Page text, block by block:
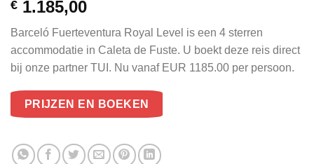
€ 1.185,00
Barceló Fuerteventura Royal Level is een 4 sterren
accommodatie in Caleta de Fuste. U boekt deze reis direct
bij onze partner TUI. Nu vanaf EUR 1185.00 per persoon.
PRIJZEN EN BOEKEN